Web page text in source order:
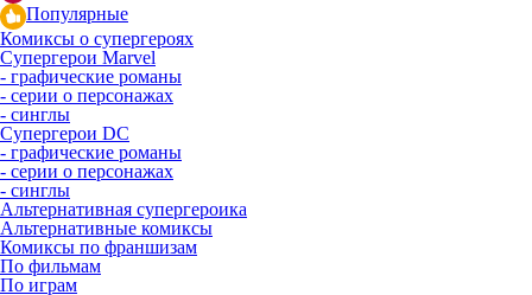
Популярные
Комиксы о супергероях
Супергерои Marvel
- графические романы
- серии о персонажах
- синглы
Супергерои DC
- графические романы
- серии о персонажах
- синглы
Альтернативная супергероика
Альтернативные комиксы
Комиксы по франшизам
По фильмам
По играм